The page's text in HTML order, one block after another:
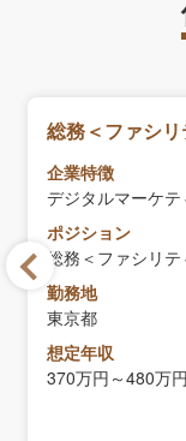
総務＜ファシ
企業特徴
デジタルマーケ
ポジション
総務＜ファシリ
勤務地
東京都
想定年収
370万円～480万円